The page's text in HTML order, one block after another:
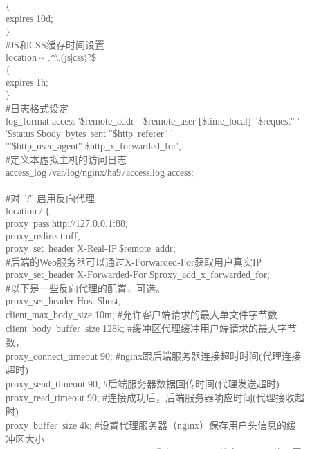
{
expires 10d;
}
#JS和CSS缓存时间设置
location ~ .*\.(js|css)?$
{
expires 1h;
}
#日志格式设定
log_format access '$remote_addr - $remote_user [$time_local] "$request" '
'$status $body_bytes_sent "$http_referer" '
'"$http_user_agent" $http_x_forwarded_for';
#定义本虚拟主机的访问日志
access_log /var/log/nginx/ha97access.log access;
#对 "/" 启用反向代理
location / {
proxy_pass http://127.0.0.1:88;
proxy_redirect off;
proxy_set_header X-Real-IP $remote_addr;
#后端的Web服务器可以通过X-Forwarded-For获取用户真实IP
proxy_set_header X-Forwarded-For $proxy_add_x_forwarded_for;
#以下是一些反向代理的配置，可选。
proxy_set_header Host $host;
client_max_body_size 10m; #允许客户端请求的最大单文件字节数
client_body_buffer_size 128k; #缓冲区代理缓冲用户端请求的最大字节
数，
proxy_connect_timeout 90; #nginx跟后端服务器连接超时时间(代理连接
超时)
proxy_send_timeout 90; #后端服务器数据回传时间(代理发送超时)
proxy_read_timeout 90; #连接成功后，后端服务器响应时间(代理接收超
时)
proxy_buffer_size 4k; #设置代理服务器（nginx）保存用户头信息的缓
冲区大小